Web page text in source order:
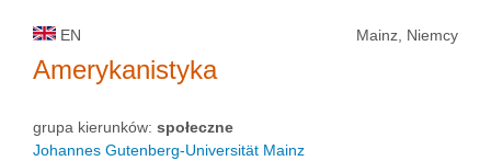
EN Mainz, Niemcy
Amerykanistyka
grupa kierunków: społeczne
Johannes Gutenberg-Universität Mainz